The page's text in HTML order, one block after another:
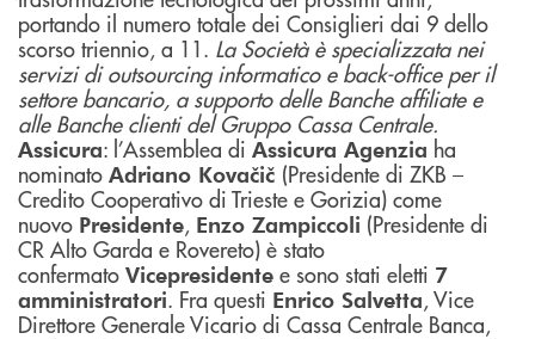
portando il numero totale dei Consiglieri dai 9 dello
scorso triennio, a 11. La Società è specializzata nei
servizi di outsourcing informatico e back-office per il
settore bancario, a supporto delle Banche affiliate e
alle Banche clienti del Gruppo Cassa Centrale.
Assicura: l’Assemblea di Assicura Agenzia ha
nominato Adriano Kovačič (Presidente di ZKB –
Credito Cooperativo di Trieste e Gorizia) come
nuovo Presidente, Enzo Zampiccoli (Presidente di
CR Alto Garda e Rovereto) è stato
confermato Vicepresidente e sono stati eletti 7
amministratori. Fra questi Enrico Salvetta, Vice
Direttore Generale Vicario di Cassa Centrale Banca,